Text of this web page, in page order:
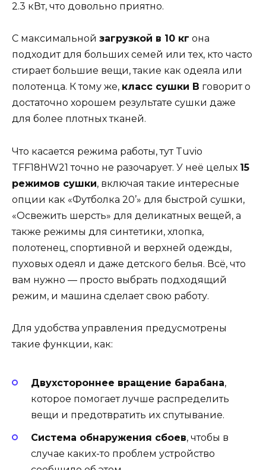
2.3 кВт, что довольно приятно.
С максимальной загрузкой в 10 кг она
подходит для больших семей или тех, кто часто
стирает большие вещи, такие как одеяла или
полотенца. К тому же, класс сушки B говорит о
достаточно хорошем результате сушки даже
для более плотных тканей.
Что касается режима работы, тут Tuvio
TFF18HW21 точно не разочарует. У неё целых 15
режимов сушки, включая такие интересные
опции как «Футболка 20’» для быстрой сушки,
«Освежить шерсть» для деликатных вещей, а
также режимы для синтетики, хлопка,
полотенец, спортивной и верхней одежды,
пуховых одеял и даже детского белья. Всё, что
вам нужно — просто выбрать подходящий
режим, и машина сделает свою работу.
Для удобства управления предусмотрены
такие функции, как:
Двухстороннее вращение барабана,
которое помогает лучше распределить
вещи и предотвратить их спутывание.
Система обнаружения сбоев, чтобы в
случае каких-то проблем устройство